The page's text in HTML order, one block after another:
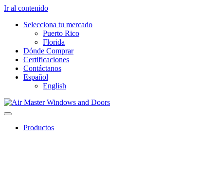
Ir al contenido
Selecciona tu mercado
Puerto Rico
Florida
Dónde Comprar
Certificaciones
Contáctanos
Español
English
Productos